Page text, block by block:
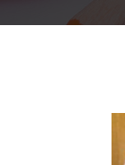
الخدمات الرقمية